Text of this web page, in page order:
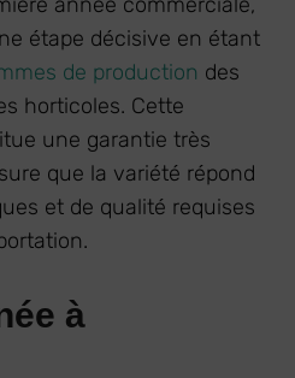
étape décisive en étant
de production des
horticoles. Cette
une garantie très
que la variété répond
et de qualité requises
à